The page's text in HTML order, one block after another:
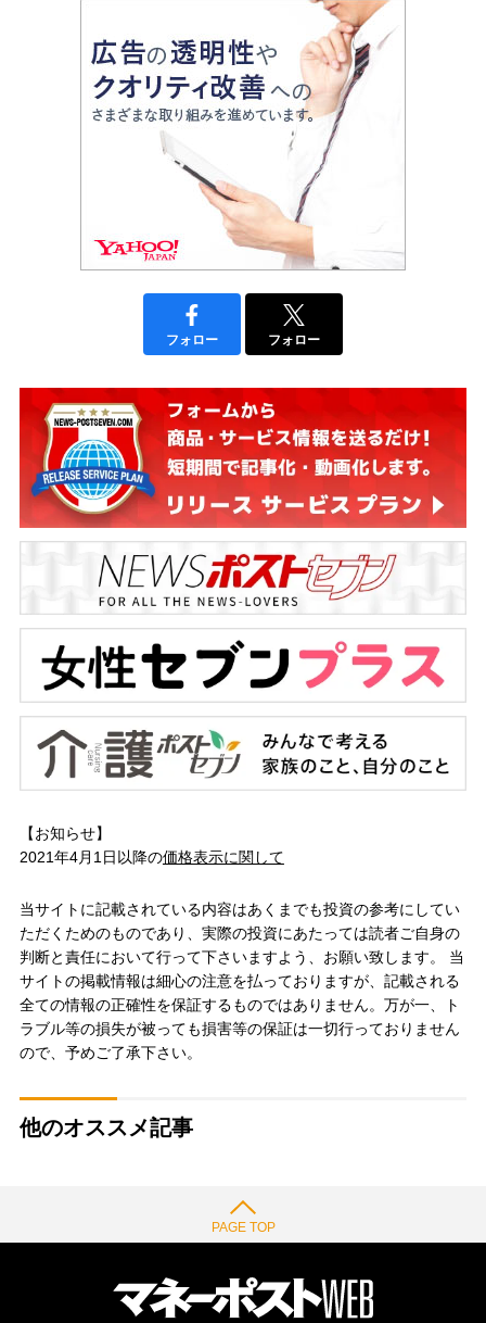
フォロー フォロー
【お知らせ】
2021年4月1日以降の価格表示に関して
当サイトに記載されている内容はあくまでも投資の参考にしてい
ただくためのものであり、実際の投資にあたっては読者ご自身の
判断と責任において行って下さいますよう、お願い致します。 当
サイトの掲載情報は細心の注意を払っておりますが、記載される
全ての情報の正確性を保証するものではありません。万が一、ト
ラブル等の損失が被っても損害等の保証は一切行っておりません
ので、予めご了承下さい。
他のオススメ記事
PAGE TOP